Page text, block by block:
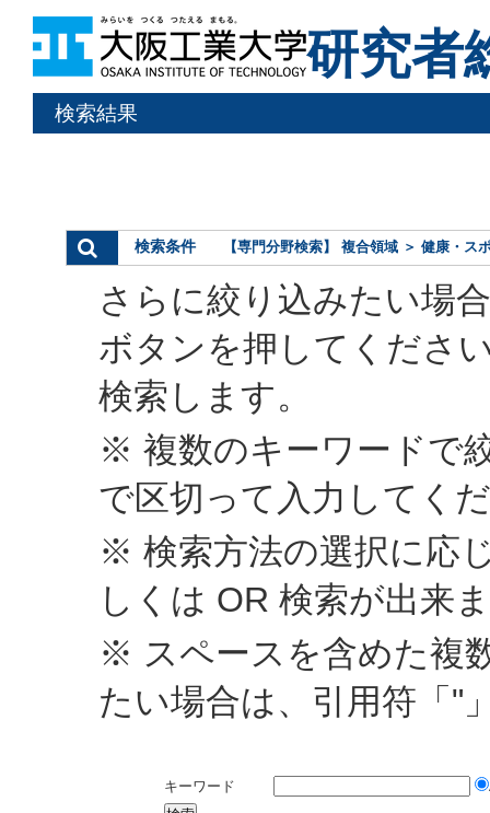
研究者
検索結果
検索条件 【専門分野検索】 複合領域 ＞ 健康・ス
さらに絞り込みたい場
ボタンを押してくださ
検索します。
※ 複数のキーワードで
で区切って入力してく
※ 検索方法の選択に応
しくは OR 検索が出来
※ スペースを含めた複
たい場合は、引用符「"
キーワード